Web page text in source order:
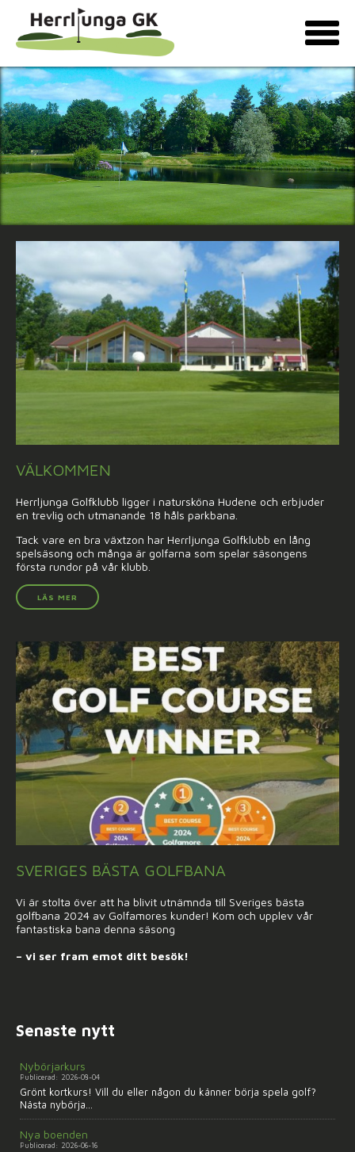
VÄLKOMMEN
Herrljunga Golfklubb ligger i natursköna Hudene och erbjuder
en trevlig och utmanande 18 håls parkbana.
Tack vare en bra växtzon har Herrljunga Golfklubb en lång
spelsäsong och många är golfarna som spelar säsongens
första rundor på vår klubb.
LÄS MER
SVERIGES BÄSTA GOLFBANA
Vi är stolta över att ha blivit utnämnda till Sveriges bästa
golfbana 2024 av Golfamores kunder! Kom och upplev vår
fantastiska bana denna säsong
– vi ser fram emot ditt besök!
Senaste nytt
Nybörjarkurs
Publicerad: 2026-08-04
Grönt kortkurs! Vill du eller någon du känner börja spela golf?
Nästa nybörja...
Nya boenden
Publicerad: 2026-06-16